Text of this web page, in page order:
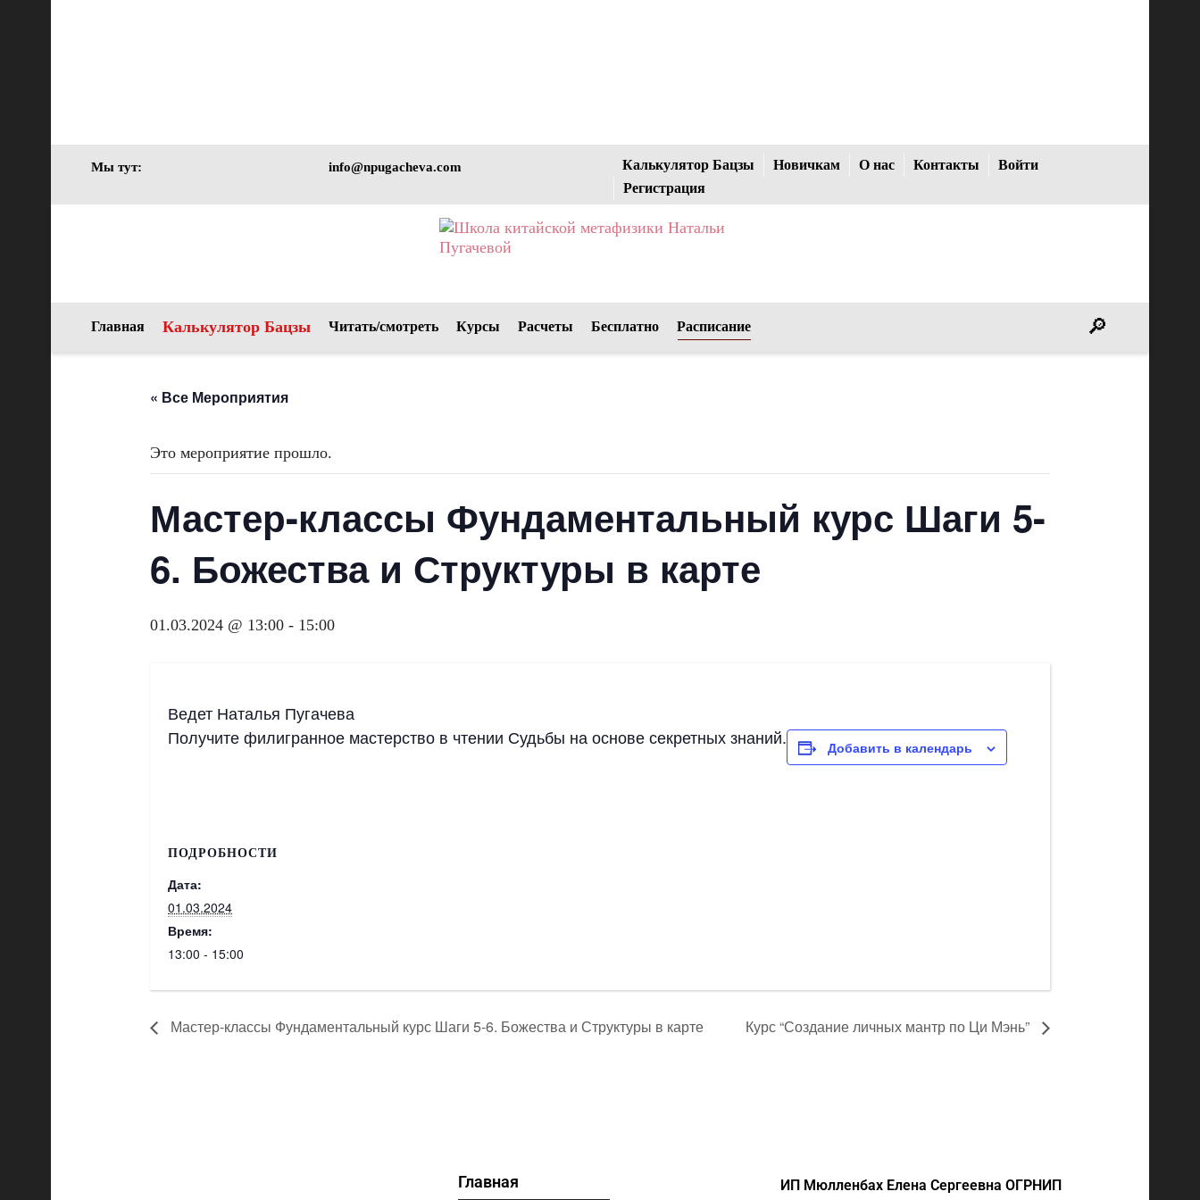
Мы тут: info@npugacheva.com Калькулятор Бацзы Новичкам О нас Контакты
Войти
Регистрация
Главная Калькулятор Бацзы Читать/смотреть Курсы Расчеты Бесплатно Расписание
« Все Мероприятия
Это мероприятие прошло.
Мастер-классы Фундаментальный курс Шаги 5-
6. Божества и Структуры в карте
01.03.2024 @ 13:00 - 15:00
Ведет Наталья Пугачева
Получите филигранное мастерство в чтении Судьбы на основе секретных знаний.
Добавить в календарь
ПОДРОБНОСТИ
Дата:
01.03.2024
Время:
13:00 - 15:00
Мастер-классы Фундаментальный курс Шаги 5-6. Божества и Структуры в карте Курс “Создание личных мантр по Ци Мэнь”
Главная ИП Мюлленбах Елена Сергеевна ОГРНИП